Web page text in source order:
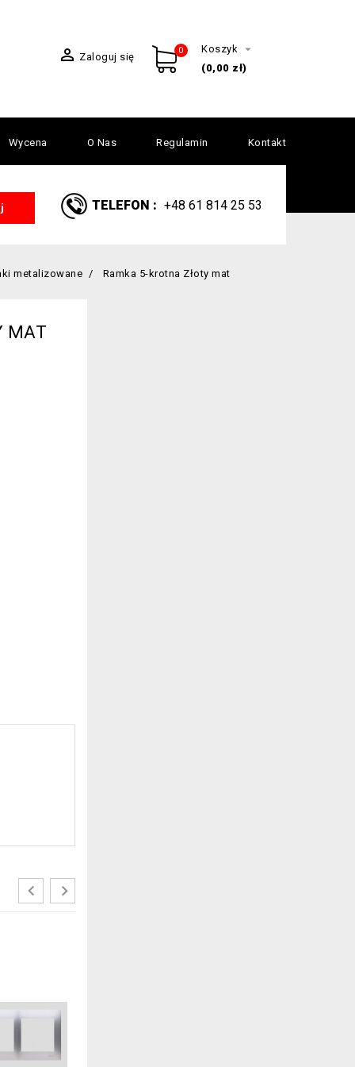
 Zaloguj się
0 Koszyk 
(0,00 zł)
Wycena O Nas Regulamin Kontakt
TELEFON : +48 61 814 25 53
metalizowane Ramka 5-krotna Złoty mat
MAT